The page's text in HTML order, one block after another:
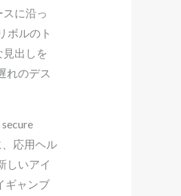
スに沿っ
ボルのト
出しを
れのデス
、応用ヘル
しいアイ
ギャンブ